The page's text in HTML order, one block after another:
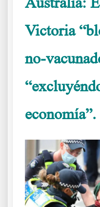
Victoria
no-
economía”.